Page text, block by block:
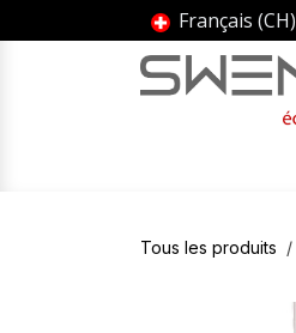
Se rendre au contenu
Français (CH)
Tous les produits